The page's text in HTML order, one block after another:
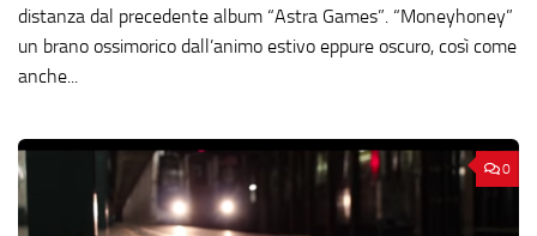
distanza dal precedente album “Astra Games”. “Moneyhoney”
un brano ossimorico dall’animo estivo eppure oscuro, così come
anche...
0